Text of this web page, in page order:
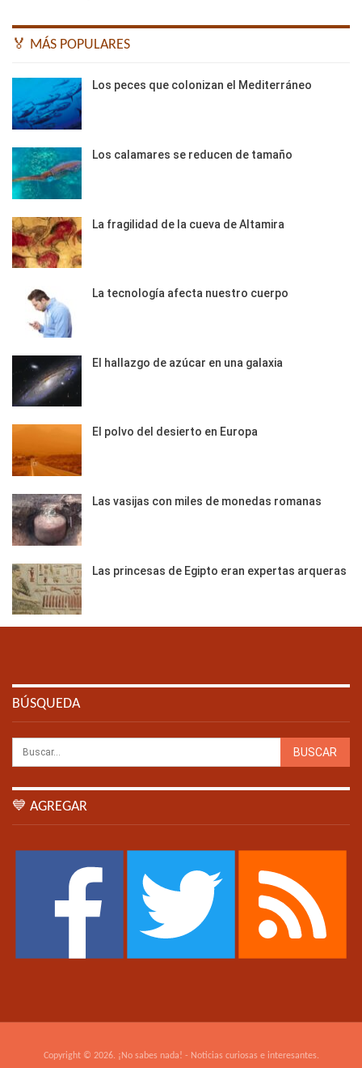
🏅 MÁS POPULARES
Los peces que colonizan el Mediterráneo
Los calamares se reducen de tamaño
La fragilidad de la cueva de Altamira
La tecnología afecta nuestro cuerpo
El hallazgo de azúcar en una galaxia
El polvo del desierto en Europa
Las vasijas con miles de monedas romanas
Las princesas de Egipto eran expertas arqueras
BÚSQUEDA
💙 AGREGAR
Copyright © 2026. ¡No sabes nada! - Noticias curiosas e interesantes.